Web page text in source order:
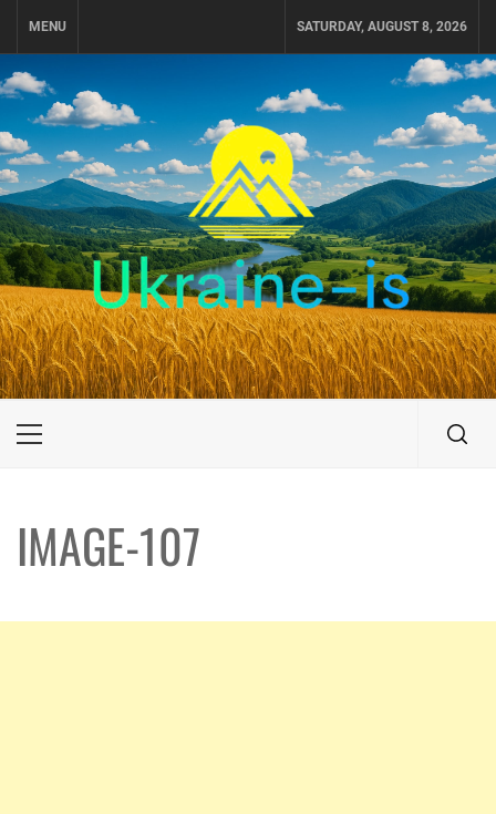
MENU SATURDAY, AUGUST 8, 2026
UKRAINE-IS
ПОДОРОЖI ПО УКРАЇНІ
Primary
IMAGE-107